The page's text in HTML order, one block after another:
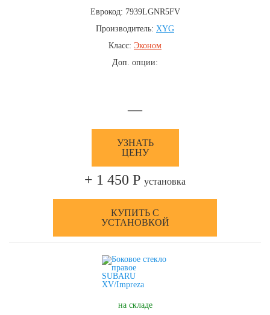
Еврокод: 7939LGNR5FV
Производитель: XYG
Класс: Эконом
Доп. опции:
—
УЗНАТЬ
ЦЕНУ
+ 1 450 Р установка
КУПИТЬ С
УСТАНОВКОЙ
на складе